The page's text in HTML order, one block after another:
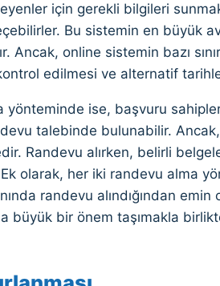
için gerekli bilgileri
Bu sistemin en büyük
Ancak, online sistemin bazı
edilmesi ve alternatif
yönteminde ise, başvuru
talebinde bulunabilir.
Randevu alırken, belirli
olarak, her iki randevu alma
randevu alındığından
büyük bir önem taşımakla